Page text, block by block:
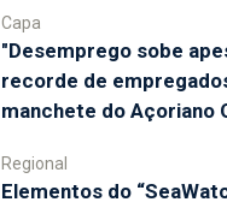
Capa
"Desemprego sobe
recorde de
manchete do Açoriano
Regional
​Elementos do